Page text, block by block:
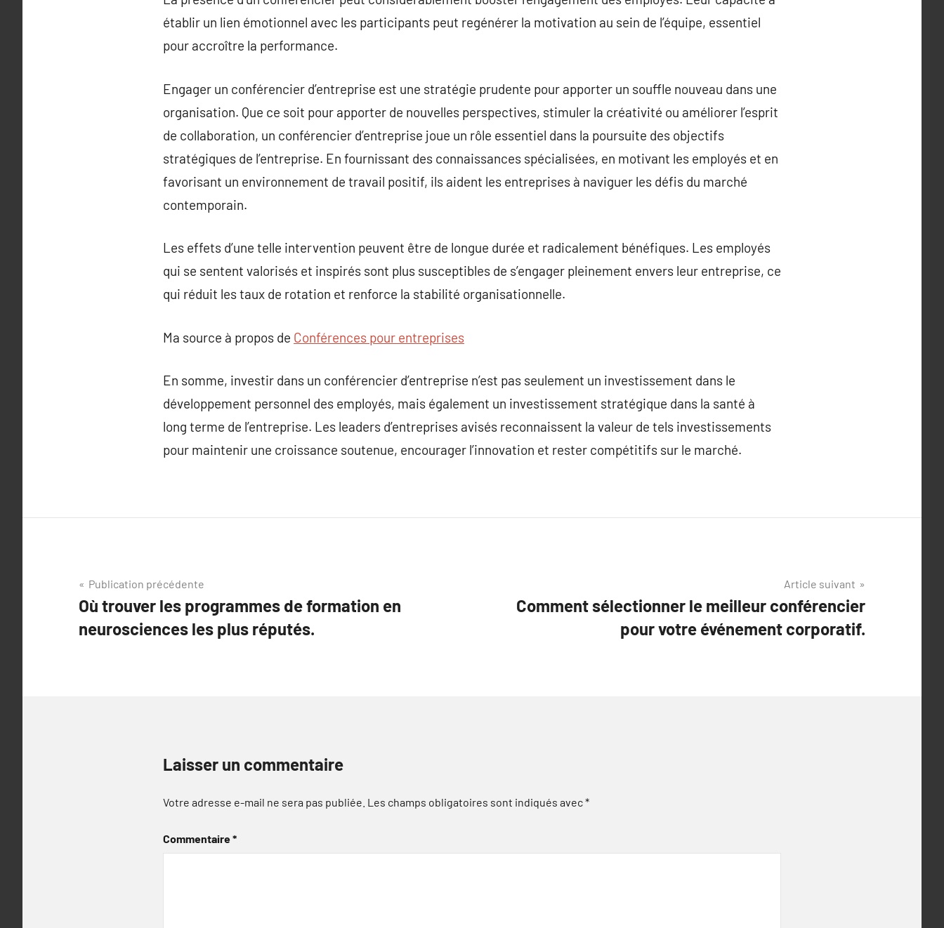
établir un lien émotionnel avec les participants peut regénérer la motivation au sein de l’équipe, essentiel
pour accroître la performance.
Engager un conférencier d’entreprise est une stratégie prudente pour apporter un souffle nouveau dans une
organisation. Que ce soit pour apporter de nouvelles perspectives, stimuler la créativité ou améliorer l’esprit
de collaboration, un conférencier d’entreprise joue un rôle essentiel dans la poursuite des objectifs
stratégiques de l’entreprise. En fournissant des connaissances spécialisées, en motivant les employés et en
favorisant un environnement de travail positif, ils aident les entreprises à naviguer les défis du marché
contemporain.
Les effets d’une telle intervention peuvent être de longue durée et radicalement bénéfiques. Les employés
qui se sentent valorisés et inspirés sont plus susceptibles de s’engager pleinement envers leur entreprise, ce
qui réduit les taux de rotation et renforce la stabilité organisationnelle.
Ma source à propos de Conférences pour entreprises
En somme, investir dans un conférencier d’entreprise n’est pas seulement un investissement dans le
développement personnel des employés, mais également un investissement stratégique dans la santé à
long terme de l’entreprise. Les leaders d’entreprises avisés reconnaissent la valeur de tels investissements
pour maintenir une croissance soutenue, encourager l’innovation et rester compétitifs sur le marché.
Navigation
de
l’article
Publication précédente
Où trouver les programmes de formation en
neurosciences les plus réputés.
Article suivant
Comment sélectionner le meilleur conférencier
pour votre événement corporatif.
Laisser un commentaire
Votre adresse e-mail ne sera pas publiée. Les champs obligatoires sont indiqués avec*
Commentaire*